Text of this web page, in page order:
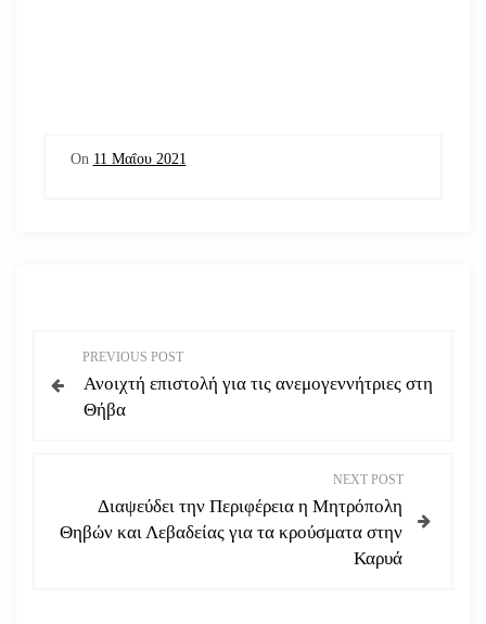
On 11 Μαΐου 2021
λ
PREVIOUS POST
Ανοιχτή επιστολή για τις ανεμογεννήτριες στη
Θήβα
NEXT POST
Διαψεύδει την Περιφέρεια η Μητρόπολη
Θηβών και Λεβαδείας για τα κρούσματα στην
Καρυά